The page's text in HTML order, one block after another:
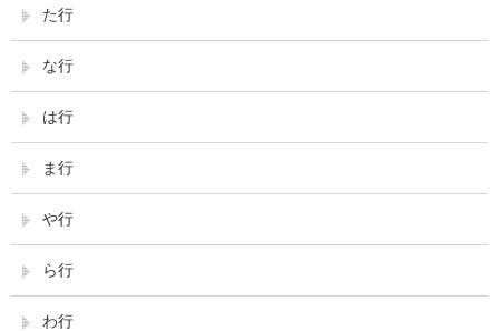
た行
な行
は行
ま行
や行
ら行
わ行